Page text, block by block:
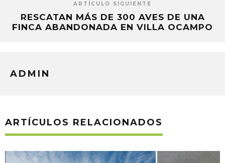
ARTÍCULO SIGUIENTE
RESCATAN MÁS DE 300 AVES DE UNA
FINCA ABANDONADA EN VILLA OCAMPO
ADMIN
ARTÍCULOS RELACIONADOS